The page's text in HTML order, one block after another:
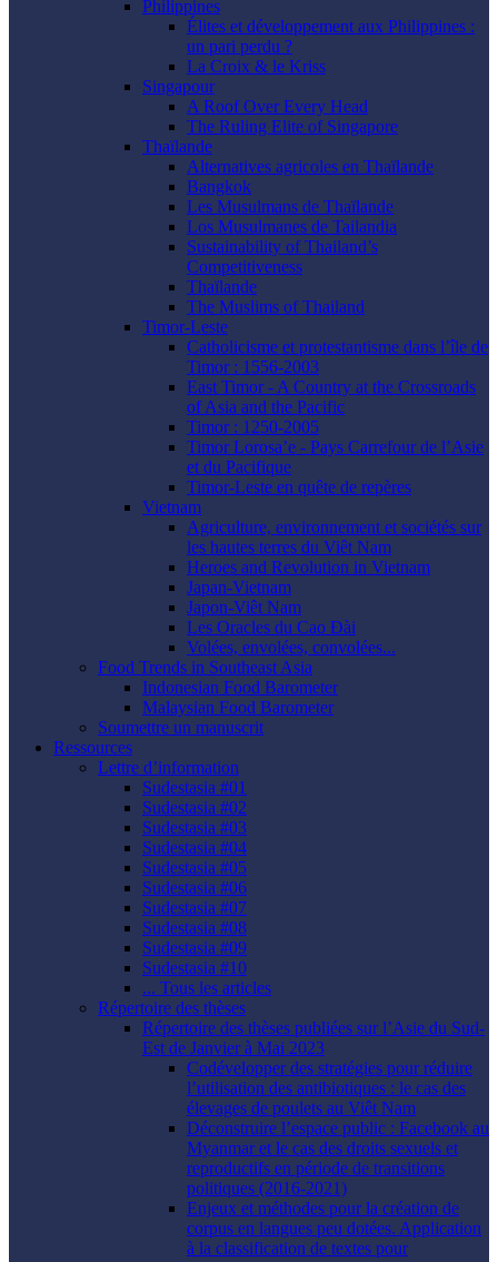
Philippines
Élites et développement aux Philippines :
un pari perdu ?
La Croix & le Kriss
Singapour
A Roof Over Every Head
The Ruling Elite of Singapore
Thaïlande
Alternatives agricoles en Thaïlande
Bangkok
Les Musulmans de Thaïlande
Los Musulmanes de Tailandia
Sustainability of Thailand’s
Competitiveness
Thaïlande
The Muslims of Thailand
Timor-Leste
Catholicisme et protestantisme dans l’île de
Timor : 1556-2003
East Timor - A Country at the Crossroads
of Asia and the Pacific
Timor : 1250-2005
Timor Lorosa’e - Pays Carrefour de l’Asie
et du Pacifique
Timor-Leste en quête de repères
Vietnam
Agriculture, environnement et sociétés sur
les hautes terres du Viêt Nam
Heroes and Revolution in Vietnam
Japan-Vietnam
Japon-Viêt Nam
Les Oracles du Cao Ðài
Volées, envolées, convolées...
Food Trends in Southeast Asia
Indonesian Food Barometer
Malaysian Food Barometer
Soumettre un manuscrit
Ressources
Lettre d’information
Sudestasia #01
Sudestasia #02
Sudestasia #03
Sudestasia #04
Sudestasia #05
Sudestasia #06
Sudestasia #07
Sudestasia #08
Sudestasia #09
Sudestasia #10
... Tous les articles
Répertoire des thèses
Répertoire des thèses publiées sur l’Asie du Sud-
Est de Janvier à Mai 2023
Codévelopper des stratégies pour réduire
l’utilisation des antibiotiques : le cas des
élevages de poulets au Viêt Nam
Déconstruire l’espace public : Facebook au
Myanmar et le cas des droits sexuels et
reproductifs en période de transitions
politiques (2016-2021)
Enjeux et méthodes pour la création de
corpus en langues peu dotées. Application
à la classification de textes pour